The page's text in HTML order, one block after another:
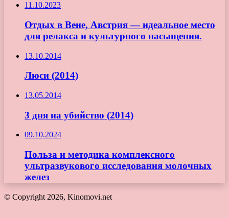
11.10.2023
Отдых в Вене, Австрия — идеальное место
для релакса и культурного насыщения.
13.10.2014
Люси (2014)
13.05.2014
3 дня на убийство (2014)
09.10.2024
Польза и методика комплексного
ультразвукового исследования молочных
желез
© Copyright 2026, Kinomovi.net